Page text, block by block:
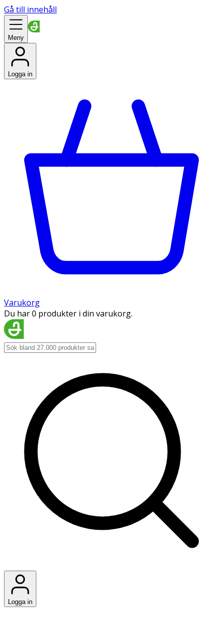
Gå till innehåll
Meny
Logga in
Varukorg
Du har 0 produkter i din varukorg.
Logga in